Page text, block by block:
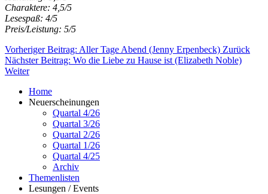
Charaktere: 4,5/5
Lesespaß: 4/5
Preis/Leistung: 5/5
Vorheriger Beitrag: Aller Tage Abend (Jenny Erpenbeck) Zurück
Nächster Beitrag: Wo die Liebe zu Hause ist (Elizabeth Noble)
Weiter
Home
Neuerscheinungen
Quartal 4/26
Quartal 3/26
Quartal 2/26
Quartal 1/26
Quartal 4/25
Archiv
Themenlisten
Lesungen / Events